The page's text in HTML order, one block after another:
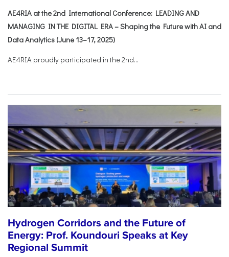
AE4RIA at the 2nd International Conference: LEADING AND
MANAGING IN THE DIGITAL ERA – Shaping the Future with AI and
Data Analytics (June 13–17, 2025)
AE4RIA proudly participated in the 2nd...
Hydrogen Corridors and the Future of
Energy: Prof. Koundouri Speaks at Key
Regional Summit